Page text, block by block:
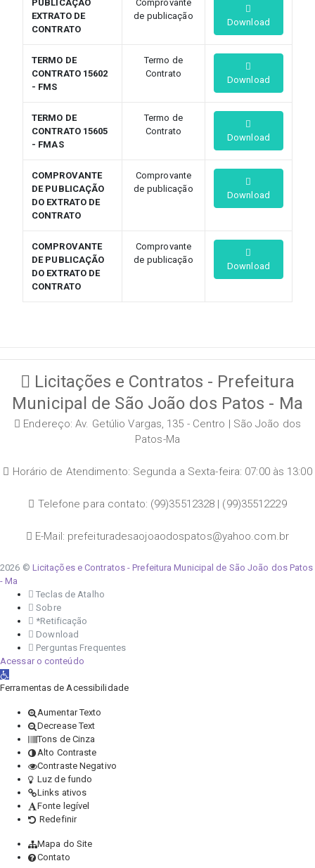
PUBLICAÇÃO
EXTRATO DE
CONTRATO
Comprovante
de publicação
Download
TERMO DE
CONTRATO 15602
- FMS
Termo de
Contrato
Download
TERMO DE
CONTRATO 15605
- FMAS
Termo de
Contrato
Download
COMPROVANTE
DE PUBLICAÇÃO
DO EXTRATO DE
CONTRATO
Comprovante
de publicação
Download
COMPROVANTE
DE PUBLICAÇÃO
DO EXTRATO DE
CONTRATO
Comprovante
de publicação
Download
Licitações e Contratos - Prefeitura
Municipal de São João dos Patos - Ma
Endereço: Av. Getúlio Vargas, 135 - Centro | São João dos
Patos-Ma
Horário de Atendimento: Segunda a Sexta-feira: 07:00 às 13:00
Telefone para contato: (99)35512328 | (99)35512229
E-Mail: prefeituradesaojoaodospatos@yahoo.com.br
2026 © Licitações e Contratos - Prefeitura Municipal de São João dos Patos
- Ma
Teclas de Atalho
Sobre
*Retificação
Download
Perguntas Frequentes
Acessar o conteúdo
Abrir a barra de ferramentas
Ferramentas de Acessibilidade
Aumentar Texto
Decrease Text
Tons de Cinza
Alto Contraste
Contraste Negativo
Luz de fundo
Links ativos
Fonte legível
Redefinir
Mapa do Site
Contato